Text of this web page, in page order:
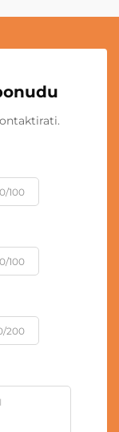
0/100
0/100
200